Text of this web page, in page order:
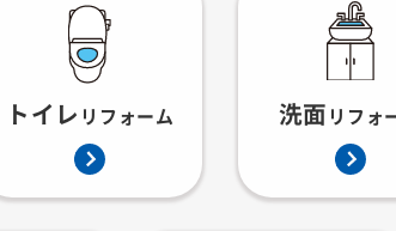
トイレ リフォーム 洗面 リフォ